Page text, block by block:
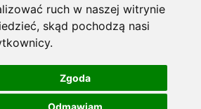
ruch w naszej witrynie
skąd pochodzą nasi
Zgoda
Odmawiam